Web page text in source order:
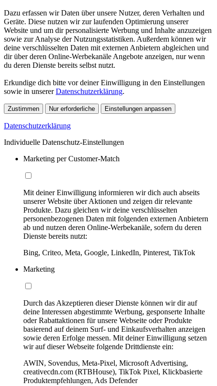
Dazu erfassen wir Daten über unsere Nutzer, deren Verhalten und
Geräte. Diese nutzen wir zur laufenden Optimierung unserer
Website und um dir personalisierte Werbung und Inhalte anzuzeigen
sowie zur Analyse der Nutzungsstatistiken. Außerdem können wir
deine verschlüsselten Daten mit externen Anbietern abgleichen und
dir über deren Online-Werbekanäle Angebote anzeigen, nur wenn
du deren Dienste bereits selbst nutzt.
Erkundige dich bitte vor deiner Einwilligung in den Einstellungen
sowie in unsererDatenschutzerklärung.
Zustimmen Nur erforderliche Einstellungen anpassen
Datenschutzerklärung
Individuelle Datenschutz-Einstellungen
Marketing per Customer-Match
Mit deiner Einwilligung informieren wir dich auch abseits
unserer Website über Aktionen und zeigen dir relevante
Produkte. Dazu gleichen wir deine verschlüsselten
personenbezogenen Daten mit folgenden externen Anbietern
ab und nutzen deren Online-Werbekanäle, sofern du deren
Dienste bereits nutzt:
Bing, Criteo, Meta, Google, LinkedIn, Pinterest, TikTok
Marketing
Durch das Akzeptieren dieser Dienste können wir dir auf
deine Interessen abgestimmte Werbung, gesponserte Inhalte
oder Rabattaktionen für unsere Webseite oder Produkte
basierend auf deinem Surf- und Einkaufsverhalten anzeigen
sowie deren Erfolge messen. Mit deiner Einwilligung setzen
wir auf dieser Webseite folgende Drittdienste ein:
AWIN, Sovendus, Meta-Pixel, Microsoft Advertising,
creativecdn.com (RTBHouse), TikTok Pixel, Klickbasierte
Produktempfehlungen, Ads Defender